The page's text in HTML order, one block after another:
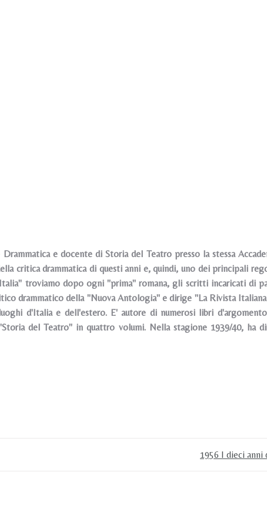
e docente di Storia del Teatro presso la stessa
critica drammatica di questi anni e, quindi, uno dei principali
troviamo dopo ogni "prima" romana, gli scritti incaricati di
drammatico della "Nuova Antologia" e dirige "La Rivista
d'Italia e dell'estero. E' autore di numerosi libri
del Teatro" in quattro volumi. Nella stagione 1939/40, ha
1956 I dieci